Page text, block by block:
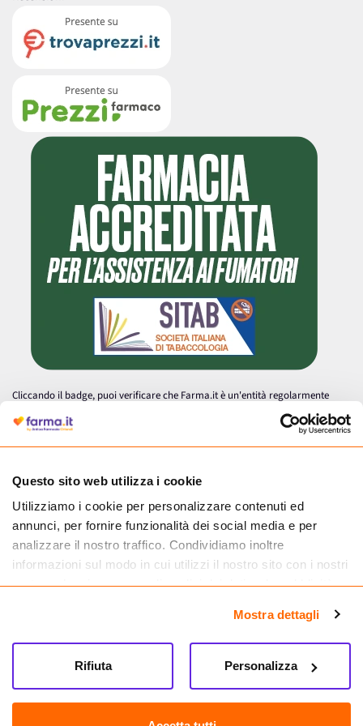
Questo sito web utilizza i cookie
Utilizziamo i cookie per personalizzare contenuti ed
annunci, per fornire funzionalità dei social media e per
analizzare il nostro traffico. Condividiamo inoltre
informazioni sul modo in cui utilizzi il nostro sito con i nostri
partner che si occupano di analisi dei dati web, pubblicità e
informazioni che hai fornito loro o che hanno raccolto dal
tuo utilizzo dei loro servizi.
Mostra dettagli
Personalizza
Rifiuta
Cliccando il badge, puoi verificare che Farma.it è un'entità regolarmente
autorizzata dal Ministero della Salute a effettuare la vendita online di
medicinali.
Farma.it S.a.s. P. IVA 07417261216 REA: NA-884088
CREDITS